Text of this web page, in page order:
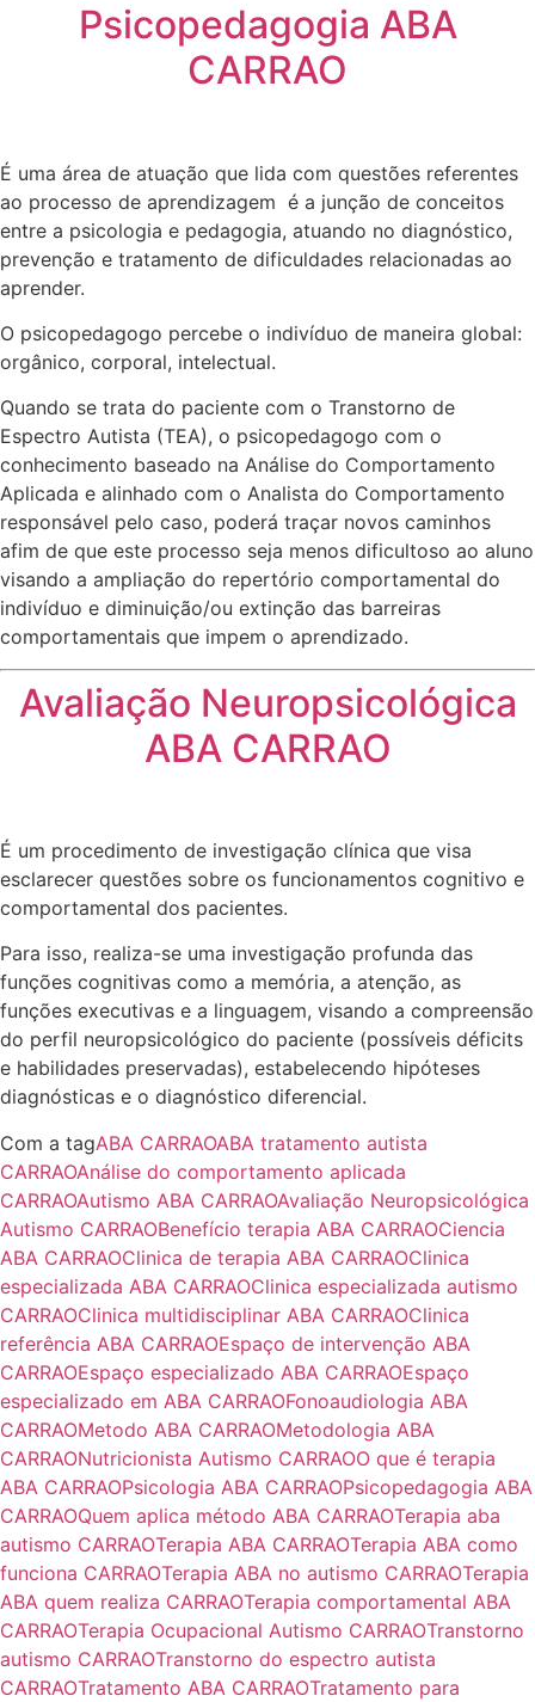
Psicopedagogia ABA
CARRAO
É uma área de atuação que lida com questões referentes
ao processo de aprendizagem é a junção de conceitos
entre a psicologia e pedagogia, atuando no diagnóstico,
prevenção e tratamento de dificuldades relacionadas ao
aprender.
O psicopedagogo percebe o indivíduo de maneira global:
orgânico, corporal, intelectual.
Quando se trata do paciente com o Transtorno de
Espectro Autista (TEA), o psicopedagogo com o
conhecimento baseado na Análise do Comportamento
Aplicada e alinhado com o Analista do Comportamento
responsável pelo caso, poderá traçar novos caminhos
afim de que este processo seja menos dificultoso ao aluno
visando a ampliação do repertório comportamental do
indivíduo e diminuição/ou extinção das barreiras
comportamentais que impem o aprendizado.
Avaliação Neuropsicológica
ABA CARRAO
É um procedimento de investigação clínica que visa
esclarecer questões sobre os funcionamentos cognitivo e
comportamental dos pacientes.
Para isso, realiza-se uma investigação profunda das
funções cognitivas como a memória, a atenção, as
funções executivas e a linguagem, visando a compreensão
do perfil neuropsicológico do paciente (possíveis déficits
e habilidades preservadas), estabelecendo hipóteses
diagnósticas e o diagnóstico diferencial.
Com a tagABA CARRAOABA tratamento autista
CARRAOAnálise do comportamento aplicada
CARRAOAutismo ABA CARRAOAvaliação Neuropsicológica
Autismo CARRAOBenefício terapia ABA CARRAOCiencia
ABA CARRAOClinica de terapia ABA CARRAOClinica
especializada ABA CARRAOClinica especializada autismo
CARRAOClinica multidisciplinar ABA CARRAOClinica
referência ABA CARRAOEspaço de intervenção ABA
CARRAOEspaço especializado ABA CARRAOEspaço
especializado em ABA CARRAOFonoaudiologia ABA
CARRAOMetodo ABA CARRAOMetodologia ABA
CARRAONutricionista Autismo CARRAOO que é terapia
ABA CARRAOPsicologia ABA CARRAOPsicopedagogia ABA
CARRAOQuem aplica método ABA CARRAOTerapia aba
autismo CARRAOTerapia ABA CARRAOTerapia ABA como
funciona CARRAOTerapia ABA no autismo CARRAOTerapia
ABA quem realiza CARRAOTerapia comportamental ABA
CARRAOTerapia Ocupacional Autismo CARRAOTranstorno
autismo CARRAOTranstorno do espectro autista
CARRAOTratamento ABA CARRAOTratamento para